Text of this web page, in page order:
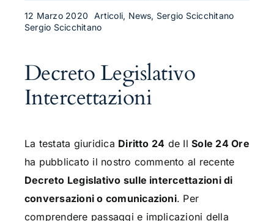
12 Marzo 2020
Articoli, News, Sergio Scicchitano
Sergio Scicchitano
Decreto Legislativo
Intercettazioni
La testata giuridica Diritto 24 de IlSole 24 Ore
ha pubblicato il nostro commento al recente
Decreto Legislativo sulle intercettazioni di
conversazioni o comunicazioni. Per
comprendere passaggi e implicazioni della